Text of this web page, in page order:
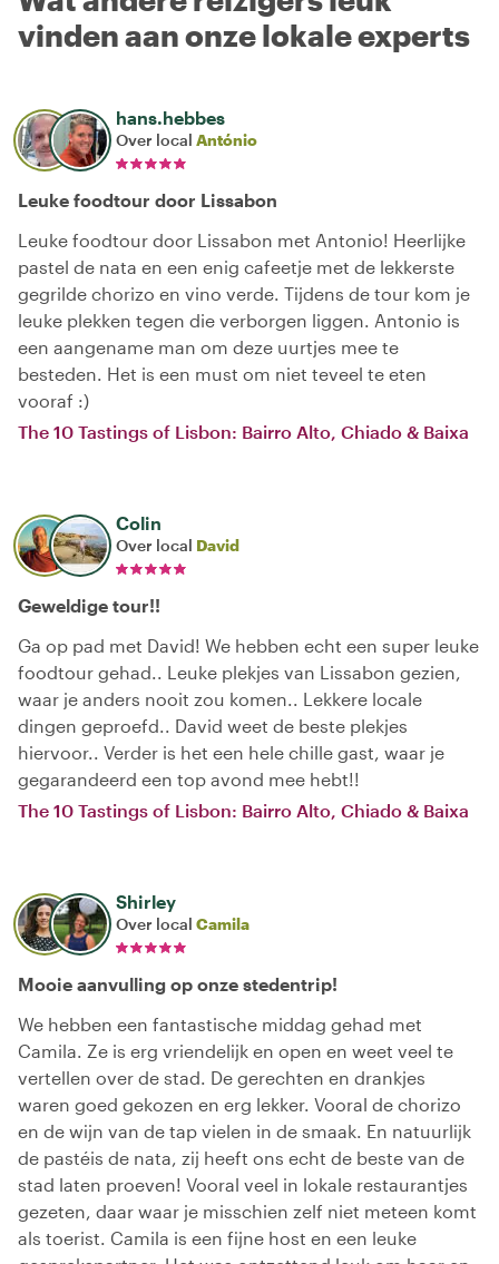
vinden aan onze lokale experts
hans.hebbes
Over local António
Leuke foodtour door Lissabon
Leuke foodtour door Lissabon met Antonio! Heerlijke
pastel de nata en een enig cafeetje met de lekkerste
gegrilde chorizo en vino verde. Tijdens de tour kom je
leuke plekken tegen die verborgen liggen. Antonio is
een aangename man om deze uurtjes mee te
besteden. Het is een must om niet teveel te eten
vooraf :)
The 10 Tastings of Lisbon: Bairro Alto, Chiado & Baixa
Colin
Over local David
Geweldige tour!!
Ga op pad met David! We hebben echt een super leuke
foodtour gehad.. Leuke plekjes van Lissabon gezien,
waar je anders nooit zou komen.. Lekkere locale
dingen geproefd.. David weet de beste plekjes
hiervoor.. Verder is het een hele chille gast, waar je
gegarandeerd een top avond mee hebt!!
The 10 Tastings of Lisbon: Bairro Alto, Chiado & Baixa
Shirley
Over local Camila
Mooie aanvulling op onze stedentrip!
We hebben een fantastische middag gehad met
Camila. Ze is erg vriendelijk en open en weet veel te
vertellen over de stad. De gerechten en drankjes
waren goed gekozen en erg lekker. Vooral de chorizo
en de wijn van de tap vielen in de smaak. En natuurlijk
de pastéis de nata, zij heeft ons echt de beste van de
stad laten proeven! Vooral veel in lokale restaurantjes
gezeten, daar waar je misschien zelf niet meteen komt
als toerist. Camila is een fijne host en een leuke